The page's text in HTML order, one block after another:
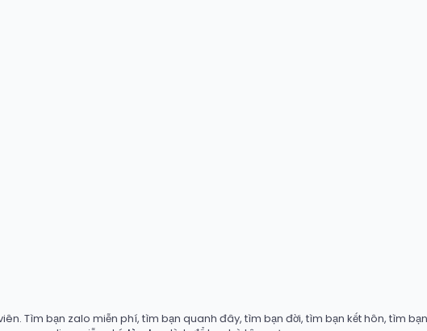
Tìm bạn zalo miễn phí, tìm bạn quanh đây, tìm bạn đời, tìm bạn kết hôn, tìm